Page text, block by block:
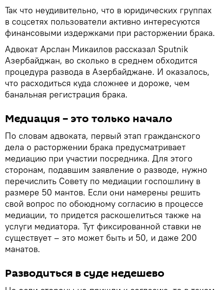
Так что неудивительно, что в юридических группах
в соцсетях пользователи активно интересуются
финансовыми издержками при расторжении брака.
Адвокат Арслан Микаилов рассказал Sputnik
Азербайджан, во сколько в среднем обходится
процедура развода в Азербайджане. И оказалось,
что расходиться куда сложнее и дороже, чем
банальная регистрация брака.
Медиация – это только начало
По словам адвоката, первый этап гражданского
дела о расторжении брака предусматривает
медиацию при участии посредника. Для этого
сторонам, подавшим заявление о разводе, нужно
перечислить Совету по медиации госпошлину в
размере 50 мантов. Если они намерены решить
свой вопрос по обоюдному согласию в процессе
медиации, то придется раскошелиться также на
услуги медиатора. Тут фиксированной ставки не
существует – это может быть и 50, и даже 200
манатов.
Разводиться в суде недешево